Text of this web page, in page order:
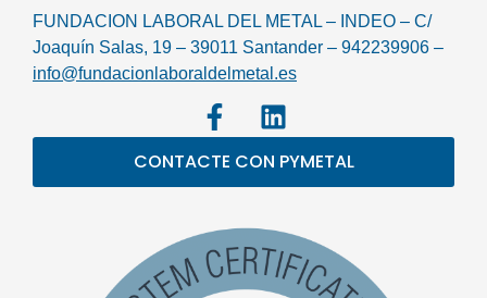
FUNDACION LABORAL DEL METAL – INDEO – C/
Joaquín Salas, 19 – 39011 Santander – 942239906 –
info@fundacionlaboraldelmetal.es
CONTACTE CON PYMETAL